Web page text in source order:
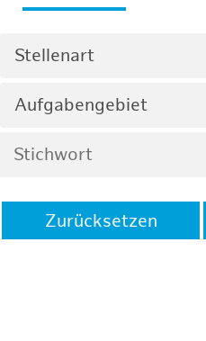
Stellenart
Aufgabengebiet
Zurücksetzen